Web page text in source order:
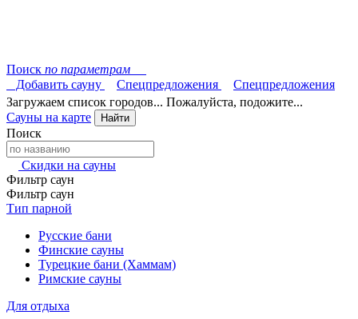
Поиск по параметрам
Добавить сауну
Спецпредложения
Спецпредложения
Загружаем список городов... Пожалуйста, подожите...
Сауны на карте
Найти
Поиск
Скидки на сауны
Фильтр саун
Фильтр саун
Тип парной
Русские бани
Финские сауны
Турецкие бани (Хаммам)
Римские сауны
Для отдыха